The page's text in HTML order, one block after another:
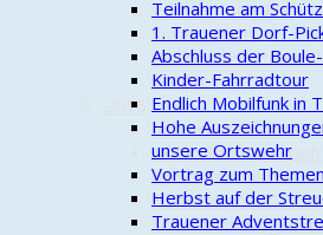
Vortrag "50 Jahre
Stadtrechte"
Wettbewerb
Erfolge"
2016
Info schnelles
Aktion Saubere Stadt
Musteranschluss
Frühschoppen 1. Mai
Schützenumzug
Teilnahme am
1. Trauener Dorf-
Abschluss der
Kinder-Fahrradtour
Endlich Mobilfunk in
Hohe
unsere Ortswehr
Vortrag zum
Herbst auf der
Trauener